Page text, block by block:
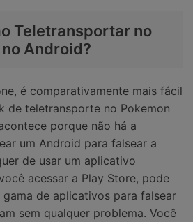
Teletransportar no
Android?
é comparativamente mais fácil
de teletransporte no Pokemon
porque não há a
um Android para falsear a
de usar um aplicativo
acessar a Play Store, pode
de aplicativos para falsear
sem qualquer problema. Você